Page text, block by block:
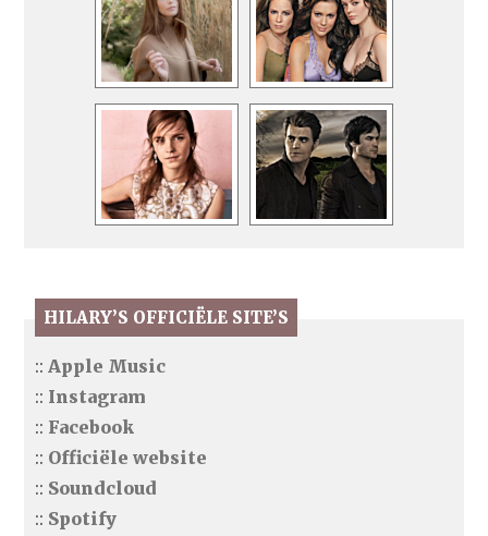
HILARY’S OFFICIËLE SITE’S
:: Apple Music
:: Instagram
:: Facebook
:: Officiële website
:: Soundcloud
:: Spotify